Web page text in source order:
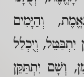
וְהַיָּמִים
יִתְבַּטֵּל, וְיֻכְלַל
וְשָׁם יִתְתַּקֵּן